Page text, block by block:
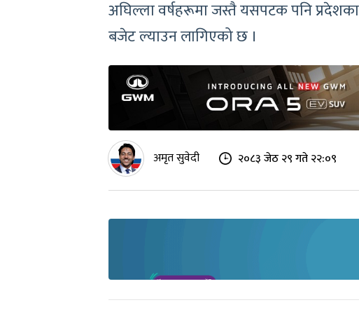
अघिल्ला वर्षहरूमा जस्तै यसपटक पनि
बजेट ल्याउन लागिएको छ ।
अमृत सुवेदी २०८३ जेठ २९ गते २२:०९